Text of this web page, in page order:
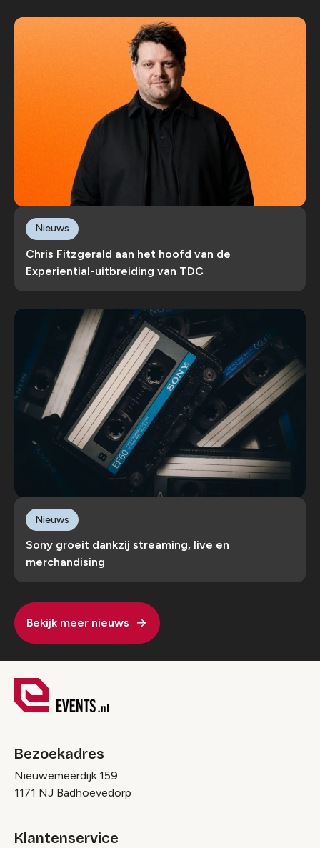
Chris Fitzgerald aan het hoofd van de
Experiential-uitbreiding van TDC
Nieuws
Sony groeit dankzij streaming, live en
merchandising
Nieuws
Bekijk meer nieuws
Bezoekadres
Nieuwemeerdijk 159
1171 NJ Badhoevedorp
Klantenservice